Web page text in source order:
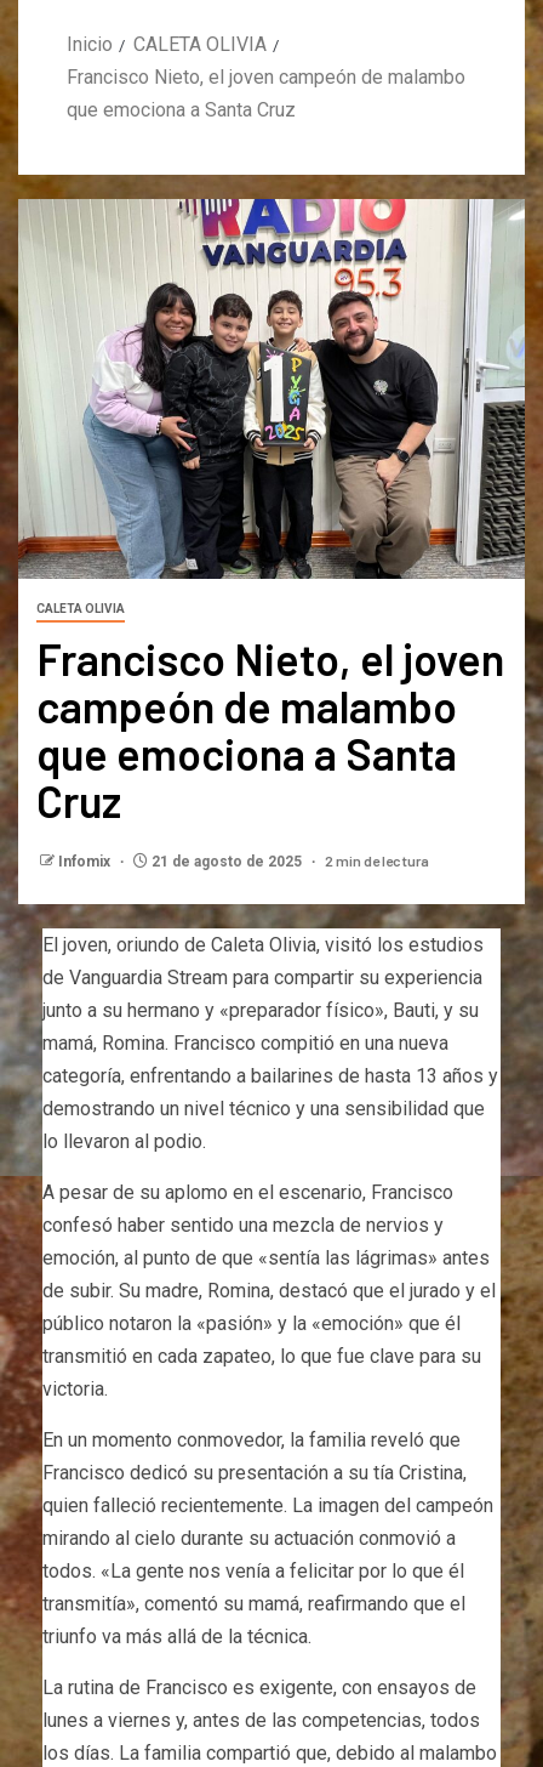
Inicio
CALETA OLIVIA
Francisco Nieto, el joven campeón de malambo
que emociona a Santa Cruz
CALETA OLIVIA
Francisco Nieto, el joven
campeón de malambo
que emociona a Santa
Cruz
Infomix 21 de agosto de 2025 2 min de lectura
El joven, oriundo de Caleta Olivia, visitó los estudios
de Vanguardia Stream para compartir su experiencia
junto a su hermano y «preparador físico», Bauti, y su
mamá, Romina. Francisco compitió en una nueva
categoría, enfrentando a bailarines de hasta 13 años y
demostrando un nivel técnico y una sensibilidad que
lo llevaron al podio.
A pesar de su aplomo en el escenario, Francisco
confesó haber sentido una mezcla de nervios y
emoción, al punto de que «sentía las lágrimas» antes
de subir. Su madre, Romina, destacó que el jurado y el
público notaron la «pasión» y la «emoción» que él
transmitió en cada zapateo, lo que fue clave para su
victoria.
En un momento conmovedor, la familia reveló que
Francisco dedicó su presentación a su tía Cristina,
quien falleció recientemente. La imagen del campeón
mirando al cielo durante su actuación conmovió a
todos. «La gente nos venía a felicitar por lo que él
transmitía», comentó su mamá, reafirmando que el
triunfo va más allá de la técnica.
La rutina de Francisco es exigente, con ensayos de
lunes a viernes y, antes de las competencias, todos
los días. La familia compartió que, debido al malambo